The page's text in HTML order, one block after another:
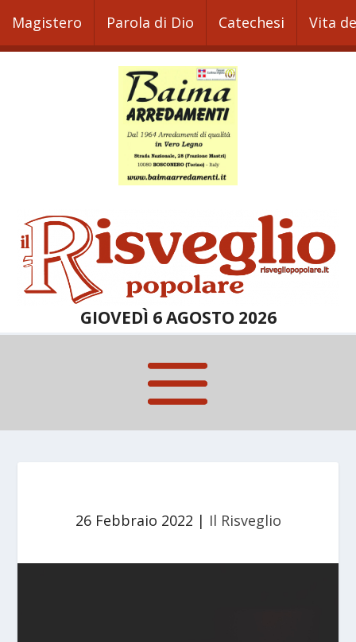
Magistero Parola di Dio Catechesi Vita
GIOVEDÌ 6 AGOSTO 2026
26 Febbraio 2022 | Il Risveglio